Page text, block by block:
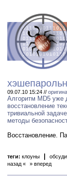
09.07.10 15:24 //
Алгоритм MD5 уже
восстановление
тривиальной
методы
Восстановление.
теги: клоуны
назад «
» вперед